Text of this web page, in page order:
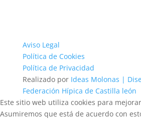
Aviso Legal
Política de Cookies
Política de Privacidad
Realizado por Ideas Molonas |
Federación Hípica de Castilla león
Este sitio web utiliza cookies para
Asumiremos que está de acuerdo con